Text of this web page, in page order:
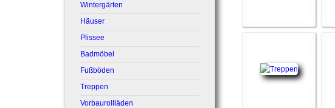
Wintergärten
Häuser
Plissee
Badmöbel
Fußböden
Treppen
Vorbaurollläden